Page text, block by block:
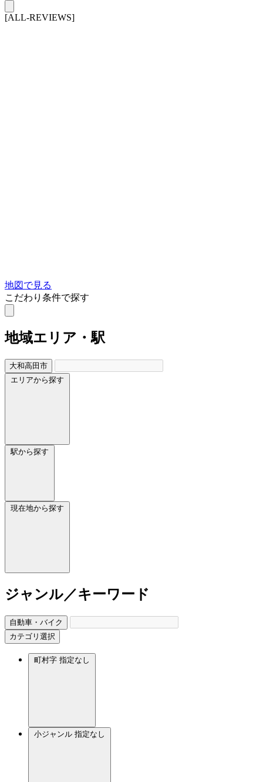
[ALL-REVIEWS]
地図で見る
こだわり条件で探す
地域エリア・駅
大和高田市
エリアから探す
駅から探す
現在地から探す
ジャンル／キーワード
自動車・バイク
カテゴリ選択
町村字 指定なし
小ジャンル 指定なし